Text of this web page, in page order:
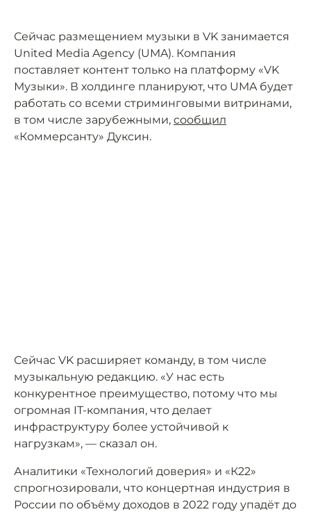
Сейчас размещением музыки в VK занимается
United Media Agency (UMA). Компания
поставляет контент только на платформу «VK
Музыки». В холдинге планируют, что UMA будет
работать со всеми стриминговыми витринами,
в том числе зарубежными, сообщил
«Коммерсанту» Дуксин.
Сейчас VK расширяет команду, в том числе
музыкальную редакцию. «У нас есть
конкурентное преимущество, потому что мы
огромная IT-компания, что делает
инфраструктуру более устойчивой к
нагрузкам», — сказал он.
Аналитики «Технологий доверия» и «К22»
спрогнозировали, что концертная индустрия в
России по объёму доходов в 2022 году упадёт до